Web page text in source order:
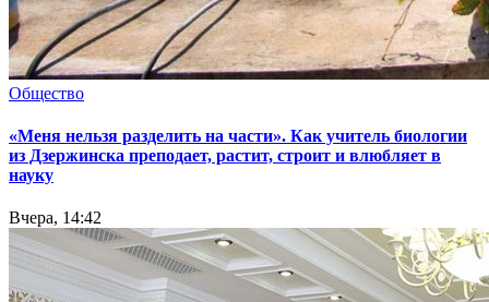
Общество
«Меня нельзя разделить на части». Как учитель биологии
из Дзержинска преподает, растит, строит и влюбляет в
науку
Вчера, 14:42